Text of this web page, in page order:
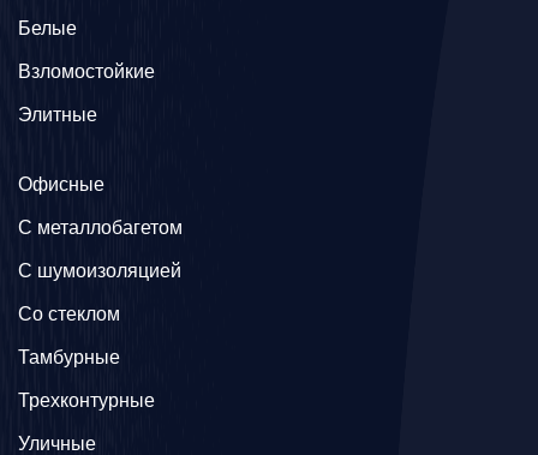
Белые
Взломостойкие
Элитные
Офисные
C металлобагетом
С шумоизоляцией
Со стеклом
Тамбурные
Трехконтурные
Уличные